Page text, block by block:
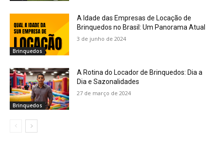
Brinquedos
A Idade das Empresas de Locação de
Brinquedos no Brasil: Um Panorama Atual
3 de junho de 2024
Brinquedos
A Rotina do Locador de Brinquedos: Dia a
Dia e Sazonalidades
27 de março de 2024